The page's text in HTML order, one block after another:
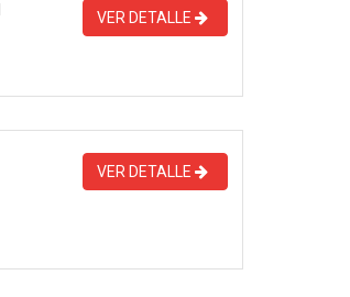
VER DETALLE
VER DETALLE